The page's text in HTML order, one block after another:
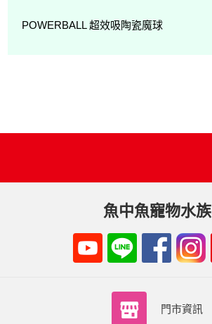
POWERBALL 超效吸陶瓷魔球
魚中魚寵物水族
門市資訊